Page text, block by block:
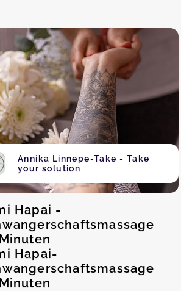
Annika Linnepe-Take - Take
your solution
Hapai -
Hapai-